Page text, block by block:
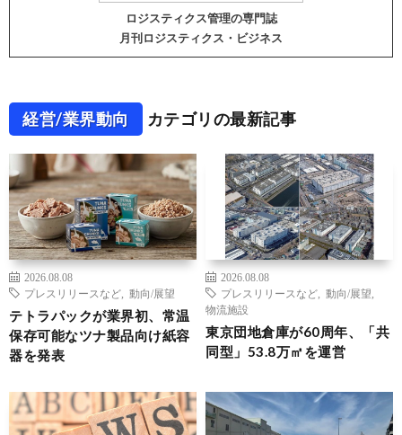
ロジスティクス管理の専門誌
月刊ロジスティクス・ビジネス
経営/業界動向 カテゴリの最新記事
2026.08.08
プレスリリースなど
動向/展望
テトラパックが業界初、常温
保存可能なツナ製品向け紙容
器を発表
2026.08.08
プレスリリースなど
動向/展望
物流施設
東京団地倉庫が60周年、「共
同型」53.8万㎡を運営